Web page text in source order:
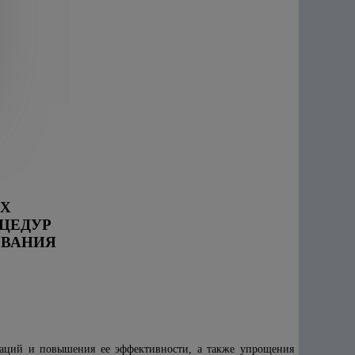
и повышения ее эффективности, а также упрощения